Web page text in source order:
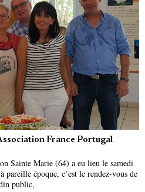
France Portugal
Sainte Marie (64) a eu lieu le samedi
pareille époque, c’est le rendez-vous de
public,